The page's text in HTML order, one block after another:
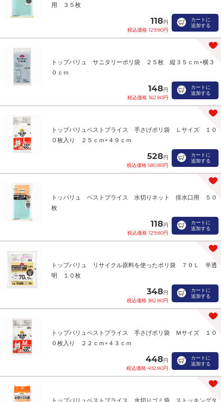
用 ３５枚
118円
税込価格 129.80円
カートに
追加する
トップバリュ サニタリーポリ袋 ２５枚 縦３５ｃｍ×横３
０ｃｍ
148円
税込価格 162.80円
カートに
追加する
トップバリュベストプライス 手さげポリ袋 Ｌサイズ １０
０枚入り ２５ｃｍ×４９ｃｍ
528円
税込価格 580.80円
カートに
追加する
トッパリュ ベストプライス 水切りネット 排水口用 ５０
枚
118円
税込価格 129.80円
カートに
追加する
トップバリュ リサイクル原料を使ったポリ袋 ７０Ｌ 半透
明 １０枚
348円
税込価格 382.80円
カートに
追加する
トップバリュベストプライス 手さげポリ袋 Ｍサイズ １０
０枚入り ２２ｃｍ×４３ｃｍ
448円
税込価格 492.80円
カートに
追加する
トップバリュベストプライス 水切りゴミ袋 ストッキングタ